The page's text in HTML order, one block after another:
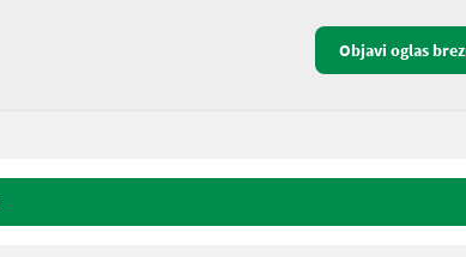
Objavi oglas